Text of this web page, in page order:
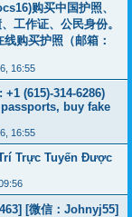
购买中国护照、
工作证、公民身份。
线购买护照（邮箱：
16:55
(615)-314-6286)
buy fake
16:55
Trực Tuyến Được
[微信：Johnyj55]